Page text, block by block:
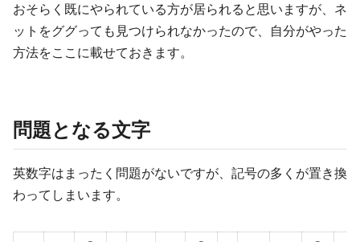
おそらく既にやられている方が居られると思いますが、ネ
ットをググっても見つけられなかったので、自分がやった
方法をここに載せておきます。
問題となる文字
英数字はまったく問題がないですが、記号の多くが置き換
わってしまいます。